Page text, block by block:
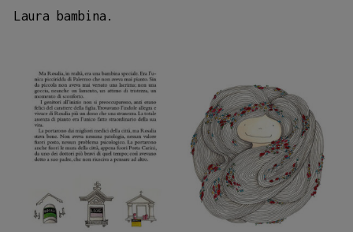
Laura bambina.